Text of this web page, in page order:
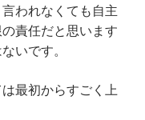
われなくても自主
責任だと思います
いです。
最初からすごく上